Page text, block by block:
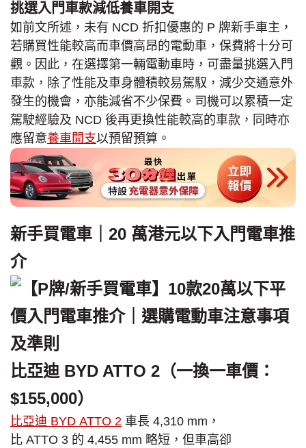
挑選入門車款減低養車開支
如前文所述，未有 NCD 折扣優惠的 P 牌新手車主，
若購買性能較高而車價高昂的電動車，保費將十分可
觀。因此，在選擇第一輛電動車時，可盡量挑選入門
車款，除了性能及車身體積較易駕馭，減少交通意外
發生的機會，亦能減省不少保費。司機可以累積一定
駕駛經驗及 NCD 後再更換性能較高的車款，同時亦
應留意養車開支以預留預算。
新手買電車｜20 萬港元以下入門電車推
介
比亞迪 BYD ATTO 2（一換一車價：
$155,000）
比亞迪 BYD ATTO 2 車長 4,310 mm，
比 ATTO 3 的 4,455 mm 略短，但車高卻